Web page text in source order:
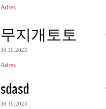
Adres
무지개토토
30.10.2023
Adres
sdasd
30.10.2023